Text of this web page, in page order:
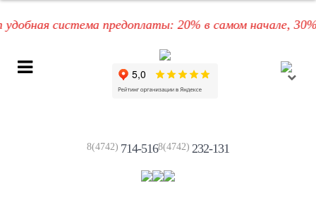
система предоплаты: 20% в самом начале, 30%
8(4742) 714-5168(4742) 232-131